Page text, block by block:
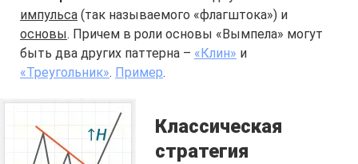
импульса (так называемого «флагштока») и
основы. Причем в роли основы «Вымпела» могут
быть два других паттерна – «Клин» и
«Треугольник». Пример.
Классическая
стратегия